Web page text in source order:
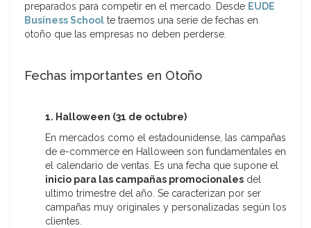
preparados para competir en el mercado. Desde EUDE
Business School te traemos una serie de fechas en
otoño que las empresas no deben perderse.
Fechas importantes en Otoño
1. Halloween (31 de octubre)
En mercados como el estadounidense, las campañas
de e-commerce en Halloween son fundamentales en
el calendario de ventas. Es una fecha que supone el
inicio para las campañas promocionales del
ultimo trimestre del año. Se caracterizan por ser
campañas muy originales y personalizadas según los
clientes.